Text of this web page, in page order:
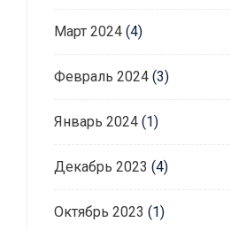
Март 2024(4)
Февраль 2024(3)
Январь 2024(1)
Декабрь 2023 (4)
Октябрь 2023 (1)